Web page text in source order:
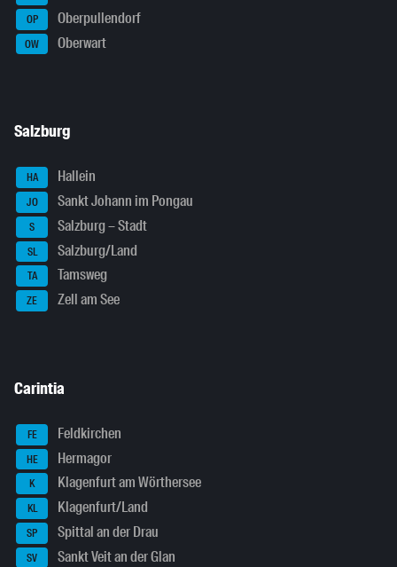
OP Oberpullendorf
OW Oberwart
Salzburg
HA Hallein
JO Sankt Johann im Pongau
S Salzburg – Stadt
SL Salzburg/Land
TA Tamsweg
ZE Zell am See
Carintia
FE Feldkirchen
HE Hermagor
K Klagenfurt am Wörthersee
KL Klagenfurt/Land
SP Spittal an der Drau
SV Sankt Veit an der Glan